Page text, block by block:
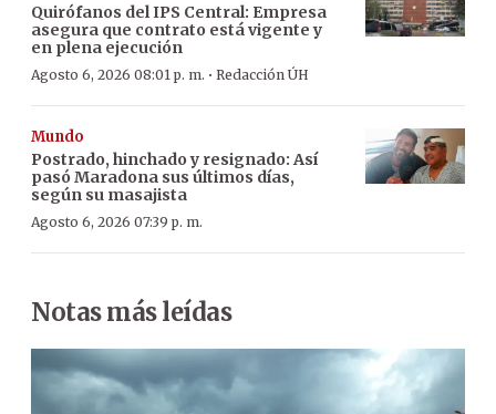
Quirófanos del IPS Central: Empresa
asegura que contrato está vigente y
en plena ejecución
Agosto 6, 2026 08:01 p. m. · Redacción ÚH
Mundo
Postrado, hinchado y resignado: Así
pasó Maradona sus últimos días,
según su masajista
Agosto 6, 2026 07:39 p. m.
Notas más leídas